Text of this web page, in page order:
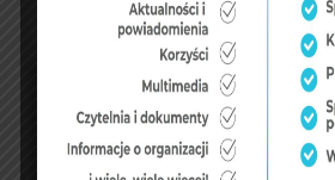
FUNDUSZE